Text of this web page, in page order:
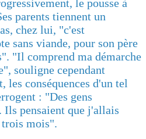
le pousse à
parents tiennent un
chez lui, "c'est
sans viande, pour son père
"Il comprend ma démarche
souligne cependant
les conséquences d'un tel
: "Des gens
pensaient que j'allais
trois mois".